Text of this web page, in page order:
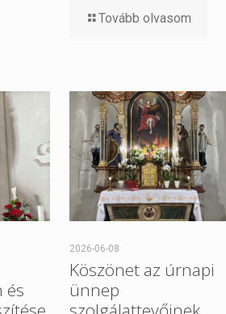
Tovább olvasom
és
2026-06-08
Köszönet az úrnapi
ünnep